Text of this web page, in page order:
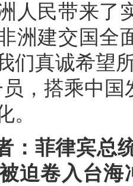
人民带来了
洲建交国全
们真诚希望
，搭乘中
。
：菲律宾总
迫卷入台